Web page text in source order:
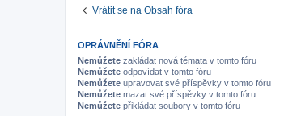
Vrátit se na Obsah fóra
OPRÁVNĚNÍ FÓRA
Nemůžete zakládat nová témata v tomto fóru
Nemůžete odpovídat v tomto fóru
Nemůžete upravovat své příspěvky v tomto fóru
Nemůžete mazat své příspěvky v tomto fóru
Nemůžete přikládat soubory v tomto fóru